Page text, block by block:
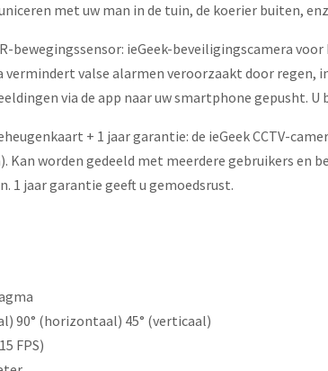
met uw man in de tuin, de koerier buiten,
bewegingssensor: ieGeek-beveiligingscamera
valse alarmen veroorzaakt door regen,
via de app naar uw smartphone
+ 1 jaar garantie: de ieGeek CCTV-
Kan worden gedeeld met meerdere gebruikers en
1 jaar garantie geeft u gemoedsrust.
90° (horizontaal) 45° (verticaal)
FPS)